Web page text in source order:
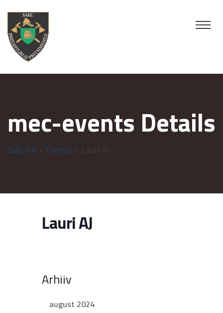
mec-events Details
SakuPP Events
Lauri AJ
Arhiiv
august 2024